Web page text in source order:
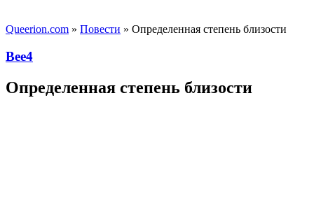
Queerion.com » Повести » Определенная степень близости
Bee4
Определенная степень близости